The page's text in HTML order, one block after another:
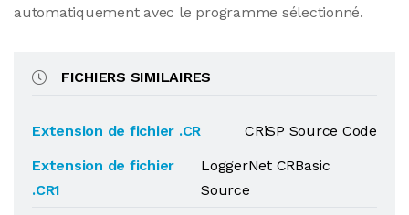
automatiquement avec le programme sélectionné.
FICHIERS SIMILAIRES
Extension de fichier .CR
CRiSP Source Code
Extension de fichier
.CR1
LoggerNet CRBasic
Source